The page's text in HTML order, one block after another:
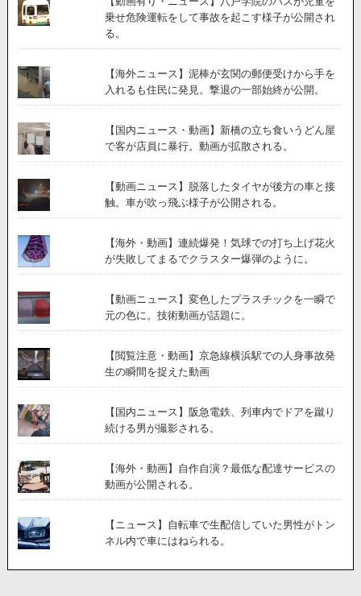
乗せ危険運転をして事故を起こす様子が公開され
る。
【海外ニュース】泥棒が玄関の郵便受けから手を
入れるも住民に発見。撃退の一部始終が公開。
【国内ニュース・動画】新橋の立ち食いうどん屋
で客が店員に暴行。動画が拡散される。
【動画ニュース】脱落したタイヤが後方の車と接
触。車が吹っ飛ぶ様子が公開される。
【海外・動画】連続爆発！気球での打ち上げ花火
が失敗してまるでクラスター爆弾のように。
【動画ニュース】変色したプラスチックを一瞬で
元の色に。技術動画が話題に。
【閲覧注意・動画】京急線横浜駅での人身事故発
生の瞬間を捉えた動画
【国内ニュース】阪急電鉄、列車内でドアを蹴り
続ける男が撮影される。
【海外・動画】自作自演？最低な配達サービスの
動画が公開される。
【ニュース】自転車で生配信していた男性がトン
ネル内で車にはねられる。